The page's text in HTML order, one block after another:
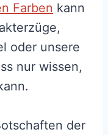
Farben kann
oder unsere
nur wissen,
der